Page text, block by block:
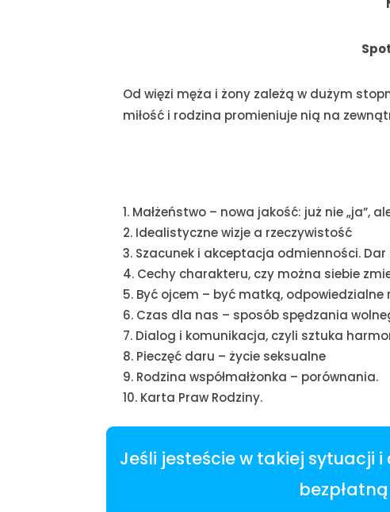
Od więzi męża i żony zależą w dużym
miłość i rodzina promieniuje nią na
Małżeństwo – nowa jakość: już nie „ja”,
Idealistyczne wizje a rzeczywistość
Szacunek i akceptacja odmienności.
Cechy charakteru, czy można siebie
Być ojcem – być matką, odpowiedzialne
Czas dla nas – sposób spędzania
Dialog i komunikacja, czyli sztuka
Pieczęć daru – życie seksualne
Rodzina współmałżonka – porównania.
Karta Praw Rodziny.
Jeśli jesteście w takiej sytuacji i
bezpłatną